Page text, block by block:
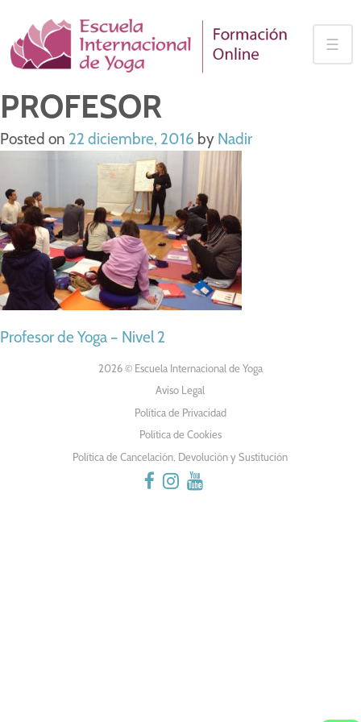
content
☰
PROFESOR
Posted on 22 diciembre, 2016 by Nadir
NAVEGACIÓN
ENTRADAS
Profesor de Yoga – Nivel 2
2026 © Escuela Internacional de Yoga
Aviso Legal
Política de Privacidad
Política de Cookies
Política de Cancelación, Devolución y Sustitución